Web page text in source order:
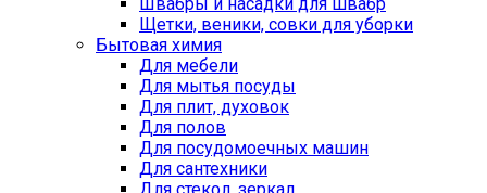
Швабры и насадки для швабр
Щетки, веники, совки для уборки
Бытовая химия
Для мебели
Для мытья посуды
Для плит, духовок
Для полов
Для посудомоечных машин
Для сантехники